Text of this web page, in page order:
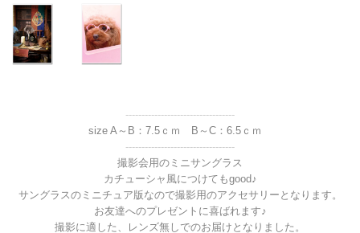
----------------------------------
size A～B：7.5ｃｍ B～C：6.5ｃｍ
----------------------------------
撮影会用のミニサングラス
カチューシャ風につけてもgood♪
サングラスのミニチュア版なので撮影用のアクセサリーとなります。
お友達へのプレゼントに喜ばれます♪
撮影に適した、レンズ無しでのお届けとなりました。